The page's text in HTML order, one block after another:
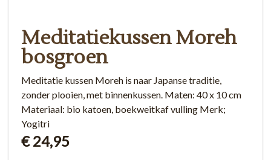
Meditatiekussen Moreh
bosgroen
Meditatie kussen Moreh is naar Japanse traditie,
zonder plooien, met binnenkussen. Maten: 40 x 10 cm
Materiaal: bio katoen, boekweitkaf vulling Merk;
Yogitri
€ 24,95